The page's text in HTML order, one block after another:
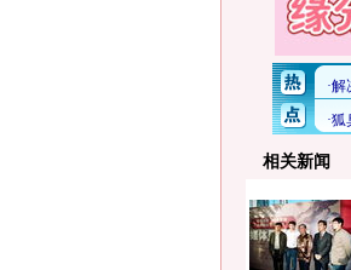
相关新闻